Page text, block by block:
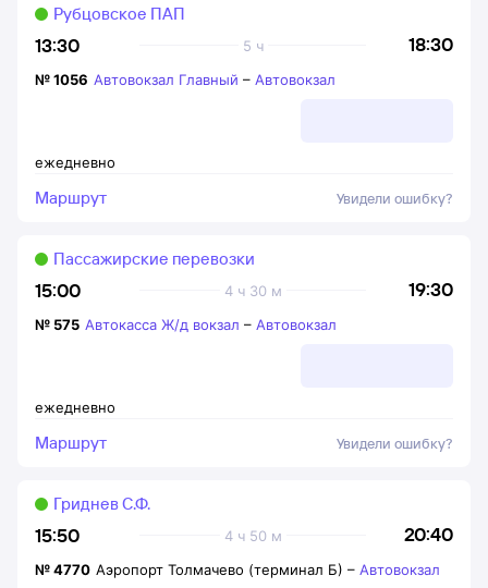
13:30 18:30
5 ч
Рубцовское ПАП
ежедневно
№1056 Автовокзал Главный – Автовокзал
Маршрут Увидели ошибку?
15:00 19:30
4 ч 30 м
Пассажирские перевозки
ежедневно
№ 575 Автокасса Ж/д вокзал – Автовокзал
Маршрут Увидели ошибку?
15:50 20:40
4 ч 50 м
Гриднев С.Ф.
№4770 Аэропорт Толмачево (терминал Б) – Автовокзал